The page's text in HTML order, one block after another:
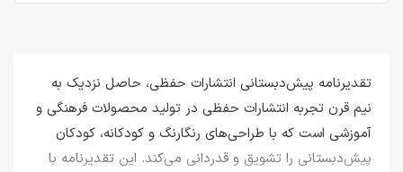
تقدیرنامه پیش‌دبستانی انتشارات حفظی، حاصل نزدیک به
نیم قرن تجربه انتشارات حفظی در تولید محصولات فرهنگی و
آموزشی است که با طراحی‌های رنگارنگ و کودکانه، کودکان
پیش‌دبستانی را تشویق و قدردانی می‌کند. این تقدیرنامه با